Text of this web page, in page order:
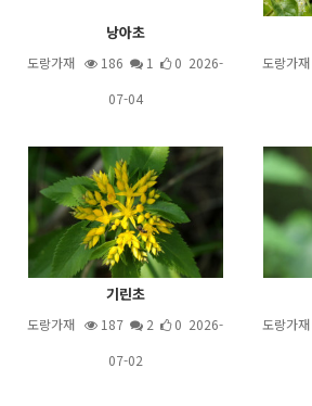
낭아초
도랑가재 186 1
0 2026-
07-04
도랑가재
기린초
도랑가재 187 2
0 2026-
07-02
도랑가재